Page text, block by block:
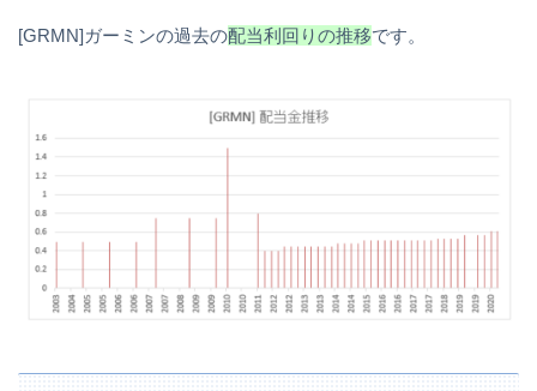
[GRMN]ガーミンの過去の配当利回りの推移です。